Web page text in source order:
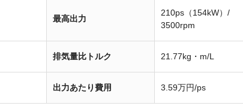
最高出力
210ps（154kW）/
3500rpm
排気量比トルク 21.77kg・m/L
出力あたり費用 3.59万円/ps